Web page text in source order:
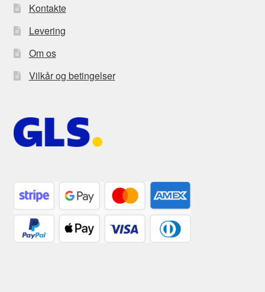
Kontakte
Levering
Om os
Vilkår og betingelser